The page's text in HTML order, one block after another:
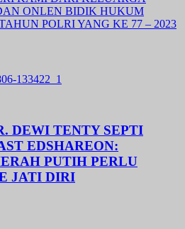
ONLEN BIDIK HUKUM
POLRI YANG KE 77 – 2023
DEWI TENTY SEPTI
EDSHAREON:
PUTIH PERLU
JATI DIRI